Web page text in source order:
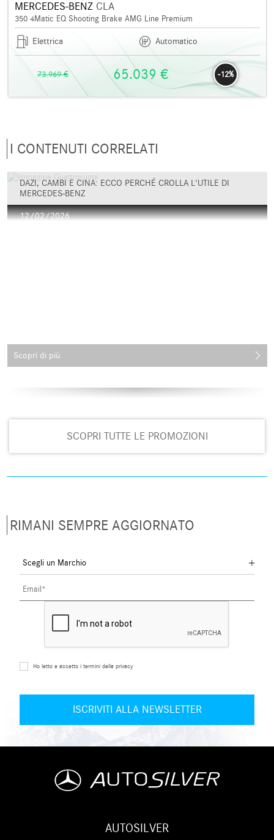
MERCEDES-BENZ CLA
350 4Matic EQ Shooting Brake AMG Line Premium
Elettrica Automatico
73.969 € -12%
65.039 €
I CONTENUTI CORRELATI
DAZI, CAMBI E CINA: ECCO PERCHÉ CROLLA L'UTILE DI
MERCEDES-BENZ
12/02/2026
Scopri di più
SCOPRI TUTTE LE PROMOZIONI
RIMANI SEMPRE AGGIORNATO
Ho letto e accetto i termini della privacy
AUTOSILVER